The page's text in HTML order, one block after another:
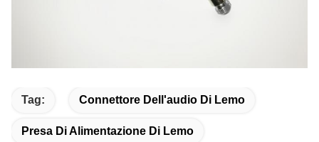
Tag: Connettore Dell'audio Di Lemo
Presa Di Alimentazione Di Lemo